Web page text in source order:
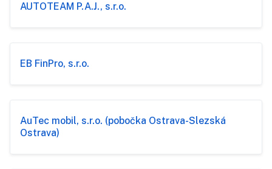
AUTOTEAM P.A.J., s.r.o.
EB FinPro, s.r.o.
AuTec mobil, s.r.o. (pobočka Ostrava-Slezská
Ostrava)